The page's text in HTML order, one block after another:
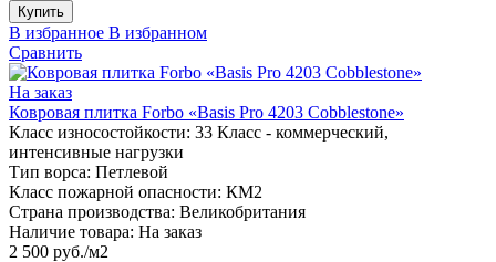
Купить
В избранное В избранном
Сравнить
На заказ
Ковровая плитка Forbo «Basis Pro 4203 Cobblestone»
Класс износостойкости: 33 Класс - коммерческий,
интенсивные нагрузки
Тип ворса: Петлевой
Класс пожарной опасности: КМ2
Страна производства: Великобритания
Наличие товара: На заказ
2 500 руб./м2